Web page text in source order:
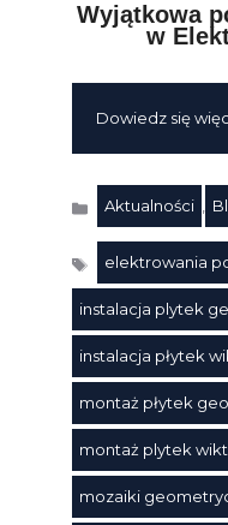
Wyjątkowa
w
Dowiedz się
Kategorie
Aktualności
Tagi
elektrowania
instalacja plytek
instalacja płytek
montaż płytek
montaż plytek
mozaiki